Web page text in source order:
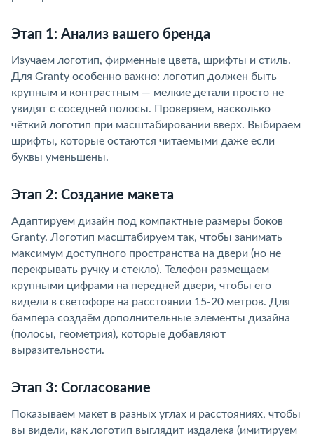
Этап 1: Анализ вашего бренда
Изучаем логотип, фирменные цвета, шрифты и стиль.
Для Granty особенно важно: логотип должен быть
крупным и контрастным — мелкие детали просто не
увидят с соседней полосы. Проверяем, насколько
чёткий логотип при масштабировании вверх. Выбираем
шрифты, которые остаются читаемыми даже если
буквы уменьшены.
Этап 2: Создание макета
Адаптируем дизайн под компактные размеры боков
Granty. Логотип масштабируем так, чтобы занимать
максимум доступного пространства на двери (но не
перекрывать ручку и стекло). Телефон размещаем
крупными цифрами на передней двери, чтобы его
видели в светофоре на расстоянии 15-20 метров. Для
бампера создаём дополнительные элементы дизайна
(полосы, геометрия), которые добавляют
выразительности.
Этап 3: Согласование
Показываем макет в разных углах и расстояниях, чтобы
вы видели, как логотип выглядит издалека (имитируем